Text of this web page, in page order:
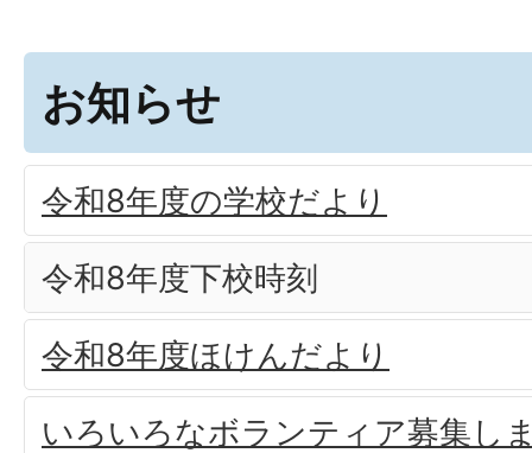
お知らせ
令和8年度の学校だより
令和8年度下校時刻
令和8年度ほけんだより
いろいろなボランティア募集し